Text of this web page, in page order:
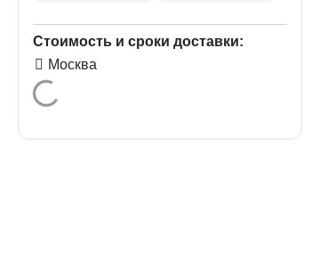
Стоимость и сроки доставки:
Москва